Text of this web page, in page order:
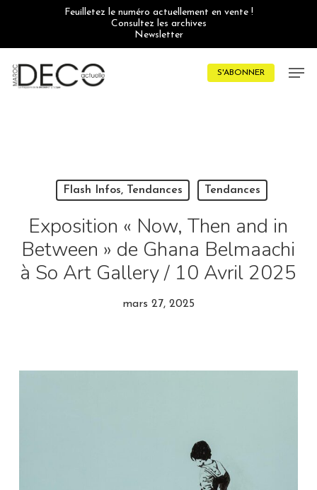
Feuilletez le numéro actuellement en vente !
Consultez les archives
Newsletter
S'ABONNER
Flash Infos, Tendances Tendances
Exposition « Now, Then and in
Between » de Ghana Belmaachi
à So Art Gallery / 10 Avril 2025
mars 27, 2025